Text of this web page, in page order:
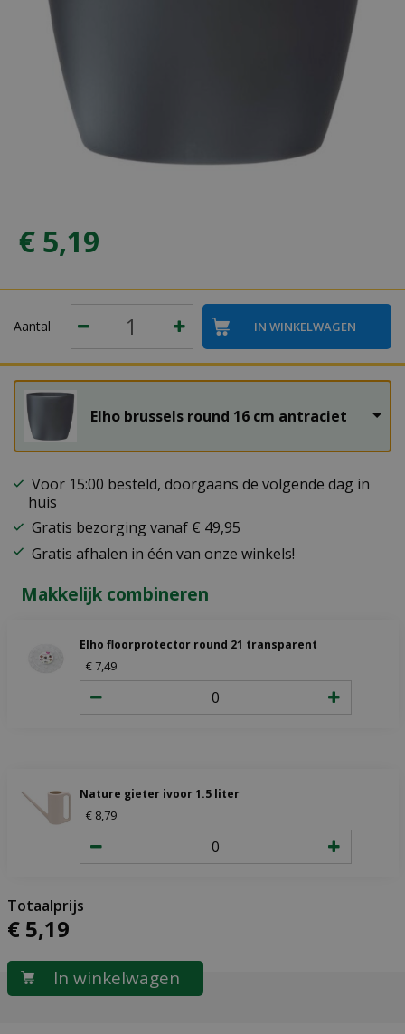
€ 5,19
Aantal
Elho brussels round 16 cm antraciet
Voor 15:00 besteld, doorgaans de volgende dag in
huis
Gratis bezorging vanaf € 49,95
Gratis afhalen in één van onze winkels!
Makkelijk combineren
Elho floorprotector round 21 transparent
€ 7,49
Nature gieter ivoor 1.5 liter
€ 8,79
€ 5,19